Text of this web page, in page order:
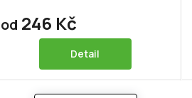
od 246 Kč
Detail